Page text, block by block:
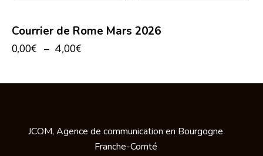
Courrier de Rome Mars 2026
0,00€ – 4,00€
JCOM, Agence de communication en Bourgogne
Franche-Comté